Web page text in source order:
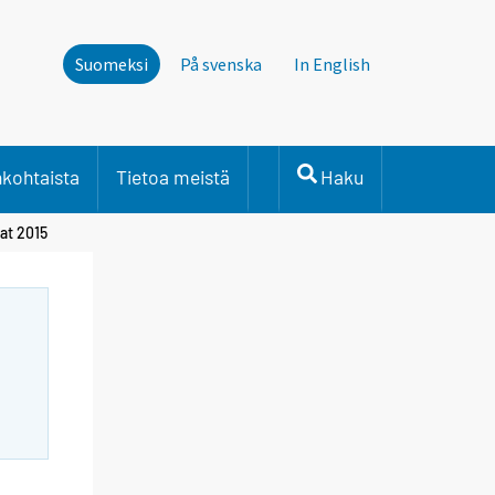
Suomeksi På svenska In English
Tietoa meistä Haku
2015